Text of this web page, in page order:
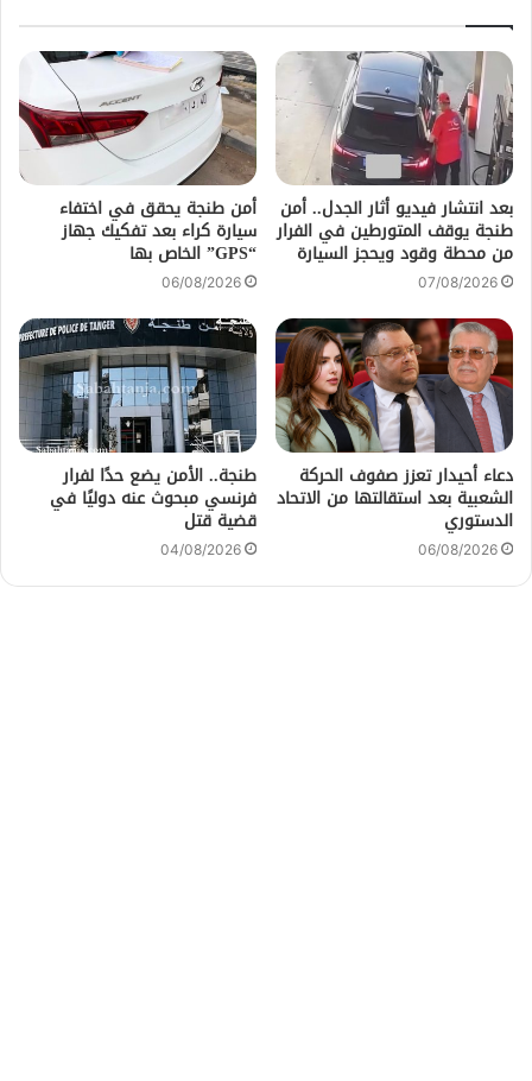
بعد انتشار فيديو أثار الجدل.. أمن
طنجة يوقف المتورطين في الفرار
من محطة وقود ويحجز السيارة
07/08/2026
أمن طنجة يحقق في اختفاء
سيارة كراء بعد تفكيك جهاز
“GPS” الخاص بها
06/08/2026
دعاء أحيدار تعزز صفوف الحركة
الشعبية بعد استقالتها من الاتحاد
الدستوري
06/08/2026
طنجة.. الأمن يضع حدًا لفرار
فرنسي مبحوث عنه دوليًا في
قضية قتل
04/08/2026